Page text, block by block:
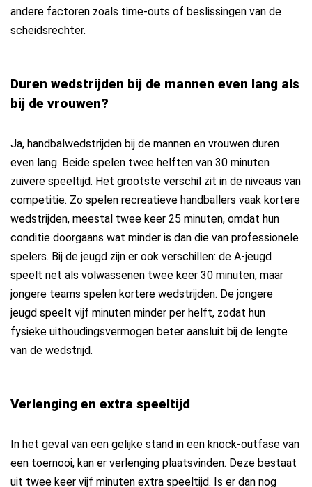
andere factoren zoals time-outs of beslissingen van de
scheidsrechter.
Duren wedstrijden bij de mannen even lang als
bij de vrouwen?
Ja, handbalwedstrijden bij de mannen en vrouwen duren
even lang. Beide spelen twee helften van 30 minuten
zuivere speeltijd. Het grootste verschil zit in de niveaus van
competitie. Zo spelen recreatieve handballers vaak kortere
wedstrijden, meestal twee keer 25 minuten, omdat hun
conditie doorgaans wat minder is dan die van professionele
spelers. Bij de jeugd zijn er ook verschillen: de A-jeugd
speelt net als volwassenen twee keer 30 minuten, maar
jongere teams spelen kortere wedstrijden. De jongere
jeugd speelt vijf minuten minder per helft, zodat hun
fysieke uithoudingsvermogen beter aansluit bij de lengte
van de wedstrijd.
Verlenging en extra speeltijd
In het geval van een gelijke stand in een knock-outfase van
een toernooi, kan er verlenging plaatsvinden. Deze bestaat
uit twee keer vijf minuten extra speeltijd. Is er dan nog